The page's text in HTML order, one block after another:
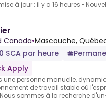
à jour : il y a 16 heures •
Canada•Mascouche,
$CA par heure
Apply
une personne manuelle,
de travail stable où
sommes à la recherche